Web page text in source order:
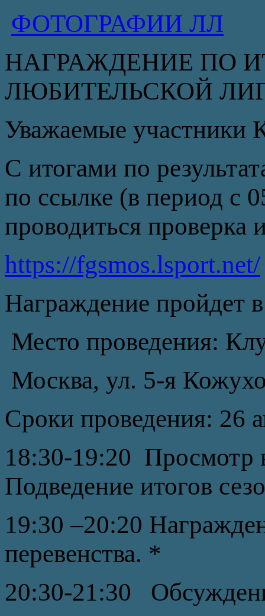
ФОТОГРАФИИ ЛЛ
НАГРАЖДЕНИЕ ПО
ЛЮБИТЕЛЬСКОЙ
Уважаемые участники
С итогами по
по ссылке (в период с
проводиться проверка
https://fgsmos.lsport.net/
Награждение пройдет
Место проведения:
Москва, ул. 5-я
Сроки проведения: 26
18:30-19:20 Просмотр
Подведение итогов
19:30 –20:20
перевенства. *
20:30-21:30